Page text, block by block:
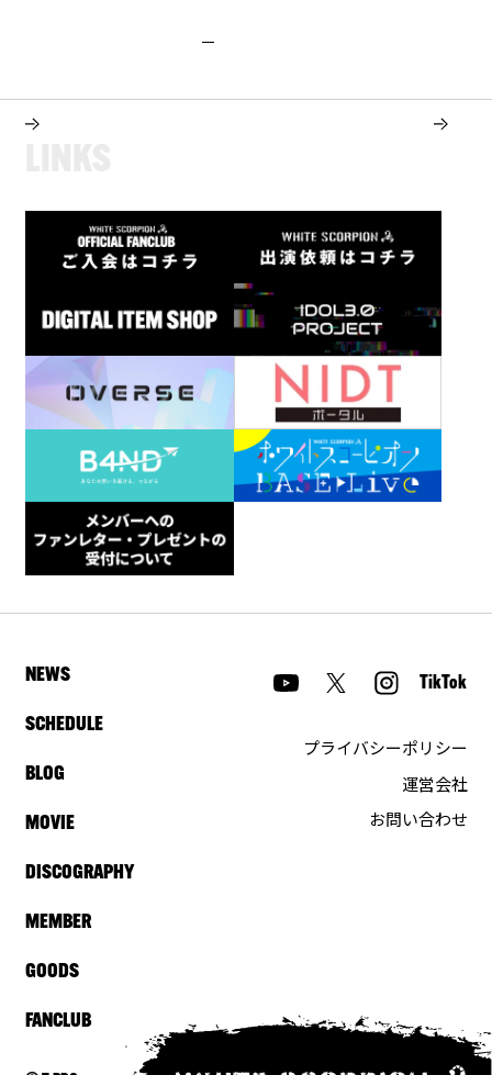
NEWS
SCHEDULE
BLOG
MOVIE
DISCOGRAPHY
MEMBER
GOODS
FANCLUB
TikTok
プライバシーポリシー
運営会社
お問い合わせ